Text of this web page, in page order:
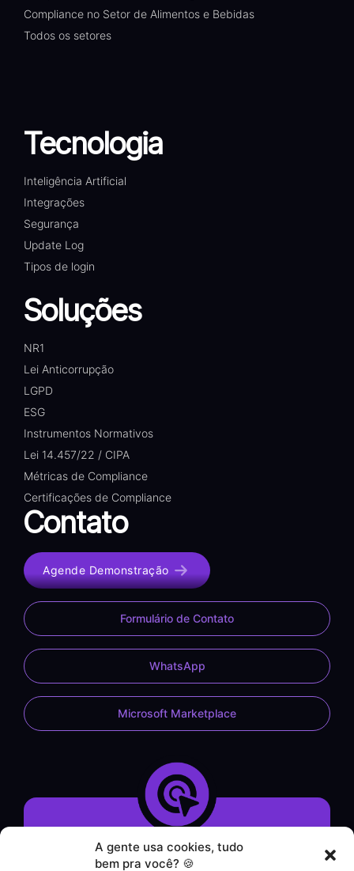
A gente usa cookies, tudo
bem pra você? 🍪
Compliance no Setor de Alimentos e Bebidas
Todos os setores
Tecnologia
Inteligência Artificial
Integrações
Segurança
Update Log
Tipos de login
Soluções
NR1
Lei Anticorrupção
LGPD
ESG
Instrumentos Normativos
Lei 14.457/22 / CIPA
Métricas de Compliance
Certificações de Compliance
Contato
Agende Demonstração
Formulário de Contato
WhatsApp
Microsoft Marketplace
Demonstração do Sistema